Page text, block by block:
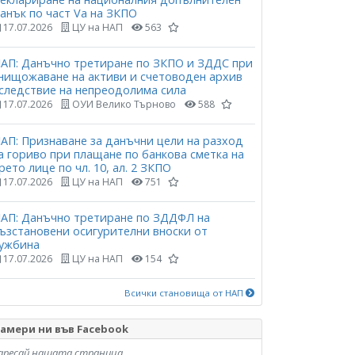
по част Vа на ЗКПО
17.07.2026 ЦУ на НАП 563
Данъчно третиране по ЗКПО и ЗДДС при
на активи и счетоводен архив
на непреодолима сила
17.07.2026 ОУИ Велико Търново 588
Признаване за данъчни цели на разход
гориво при плащане по банкова сметка на
лице по чл. 10, ал. 2 ЗКПО
17.07.2026 ЦУ на НАП 751
Данъчно третиране по ЗДДФЛ на
осигурителни вноски от
17.07.2026 ЦУ на НАП 154
Всички становища от НАП
ни във Facebook